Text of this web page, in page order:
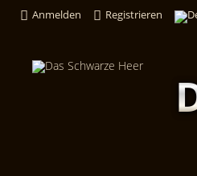
Anmelden Registrieren